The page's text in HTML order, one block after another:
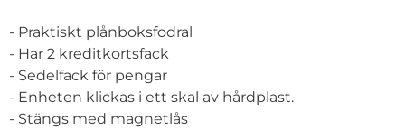
- Praktiskt plånboksfodral
- Har 2 kreditkortsfack
- Sedelfack för pengar
- Enheten klickas i ett skal av hårdplast.
- Stängs med magnetlås